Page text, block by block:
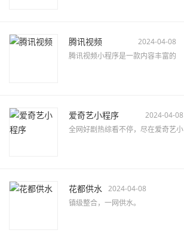
腾讯视频
2024-04-08
腾讯视频小程序是一款内容丰富的
爱奇艺小程序
2024-04-08
全网好剧热综看不停，尽在爱奇艺小
花都供水 2024-04-08
镇级整合，一网供水。